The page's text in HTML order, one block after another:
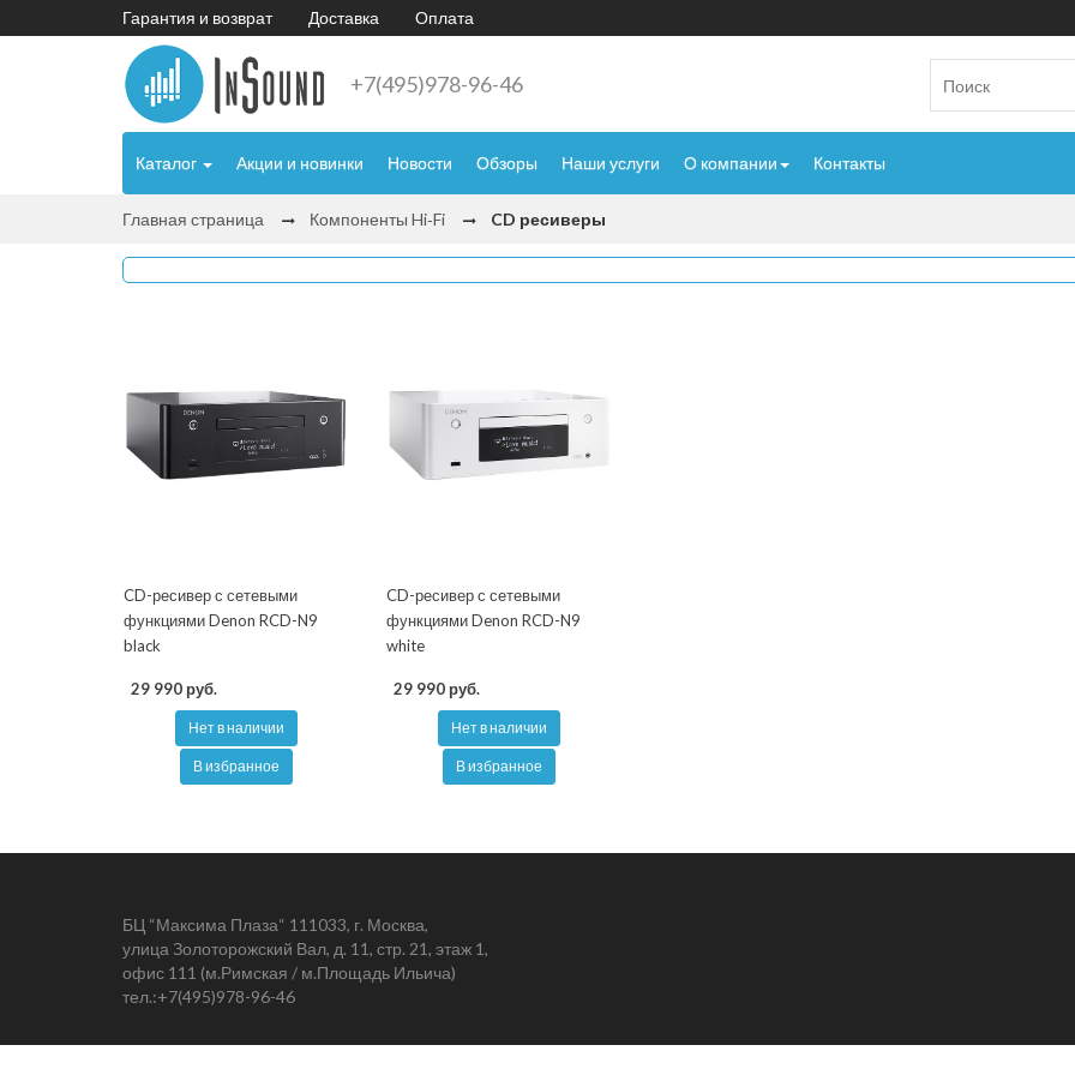
Гарантия и возврат Доставка Оплата
+7(495)978-96-46
Каталог Акции и новинки Новости Обзоры Наши услуги О компании Контакты
Главная страница Компоненты Hi‑Fi CD ресиверы
CD-ресивер с сетевыми
функциями Denon RCD-N9
black
29 990 руб.
Нет в наличии
В избранное
CD-ресивер с сетевыми
функциями Denon RCD-N9
white
29 990 руб.
Нет в наличии
В избранное
БЦ “Максима Плаза“ 111033, г. Москва,
улица Золоторожский Вал, д. 11, стр. 21, этаж 1,
офис 111 (м.Римская / м.Площадь Ильича)
тел.:+7(495)978-96-46